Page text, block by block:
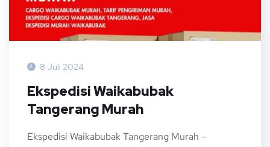
8 Juli 2024
Ekspedisi Waikabubak
Tangerang Murah
Ekspedisi Waikabubak Tangerang Murah –